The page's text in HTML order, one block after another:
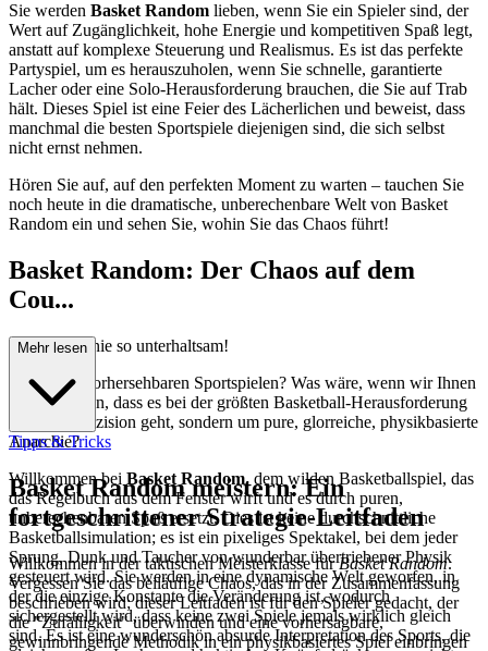
Sie werden Basket Random lieben, wenn Sie ein Spieler sind, der
Wert auf Zugänglichkeit, hohe Energie und kompetitiven Spaß legt,
anstatt auf komplexe Steuerung und Realismus. Es ist das perfekte
Partyspiel, um es herauszuholen, wenn Sie schnelle, garantierte
Lacher oder eine Solo-Herausforderung brauchen, die Sie auf Trab
hält. Dieses Spiel ist eine Feier des Lächerlichen und beweist, dass
manchmal die besten Sportspiele diejenigen sind, die sich selbst
nicht ernst nehmen.
Hören Sie auf, auf den perfekten Moment zu warten – tauchen Sie
noch heute in die dramatische, unberechenbare Welt von Basket
Random ein und sehen Sie, wohin Sie das Chaos führt!
Basket Random: Der Chaos auf dem
Cou...
rt war noch nie so unterhaltsam!
Müde von vorhersehbaren Sportspielen? Was wäre, wenn wir Ihnen
sagen würden, dass es bei der größten Basketball-Herausforderung
nicht um Präzision geht, sondern um pure, glorreiche, physikbasierte
Anarchie?
Willkommen bei Basket Random, dem wilden Basketballspiel, das
das Regelbuch aus dem Fenster wirft und es durch puren,
unberechenbaren Spaß ersetzt. Dies ist keine durchschnittliche
Basketballsimulation; es ist ein pixeliges Spektakel, bei dem jeder
Sprung, Dunk und Taucher von wunderbar übertriebener Physik
gesteuert wird. Sie werden in eine dynamische Welt geworfen, in
der die einzige Konstante die Veränderung ist, wodurch
sichergestellt wird, dass keine zwei Spiele jemals wirklich gleich
sind. Es ist eine wunderschön absurde Interpretation des Sports, die
Mehr lesen
Tipps & Tricks
Basket Random meistern: Ein
fortgeschrittener Strategie-Leitfaden
Willkommen in der taktischen Meisterklasse fürBasket Random.
Vergessen Sie das beiläufige Chaos, das in der Zusammenfassung
beschrieben wird; dieser Leitfaden ist für den Spieler gedacht, der
die "Zufälligkeit" überwinden und eine vorhersagbare,
gewinnbringende Methodik in ein physikbasiertes Spiel einbringen